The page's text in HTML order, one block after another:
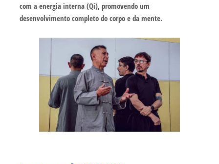
com a energia interna (Qi), promovendo um
desenvolvimento completo do corpo e da mente.